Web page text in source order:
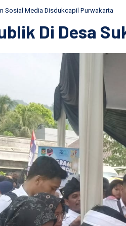
Sosial Media Disdukcapil Purwakarta
Di Desa